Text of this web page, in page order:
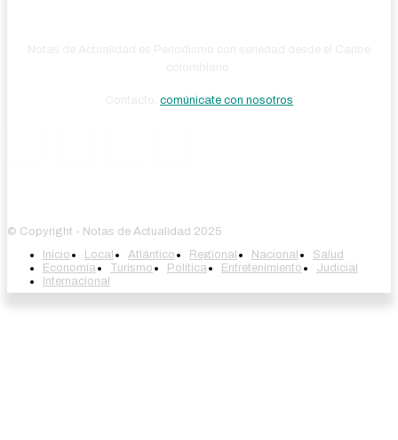
comúnicate con nosotros
© Copyright - Notas de Actualidad 2025
Inicio
Local Atlántico Regional Nacional
Salud
Economía
Turismo Política Entretenimiento
Judicial
Internacional